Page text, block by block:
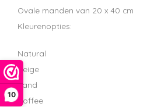
10
Ovale manden van 20 x 40 cm
Kleurenopties:
Natural
Beige
Sand
Coffee